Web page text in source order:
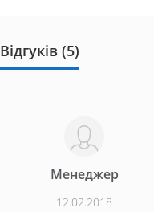
Відгуків (5)
Менеджер
12.02.2018